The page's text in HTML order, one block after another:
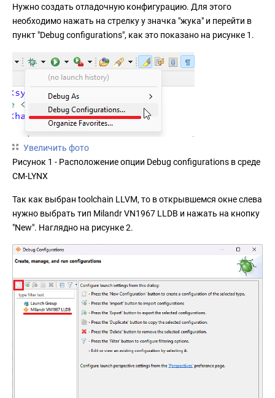
Нужно создать отладочную конфигурацию. Для этого
необходимо нажать на стрелку у значка "жука" и перейти в
пункт "Debug configurations", как это показано на рисунке 1.
Увеличить фото
Рисунок 1 - Расположение опции Debug configurations в среде
CM-LYNX
Так как выбран toolchain LLVM, то в открывшемся окне слева
нужно выбрать тип Milandr VN1967 LLDB и нажать на кнопку
"New". Наглядно на рисунке 2.